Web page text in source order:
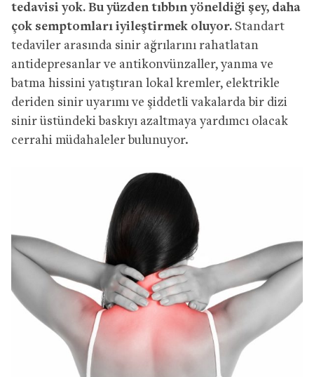
tedavisi yok. Bu yüzden tıbbın yöneldiği şey, daha
çok semptomları iyileştirmek oluyor. Standart
tedaviler arasında sinir ağrılarını rahatlatan
antidepresanlar ve antikonvünzaller, yanma ve
batma hissini yatıştıran lokal kremler, elektrikle
deriden sinir uyarımı ve şiddetli vakalarda bir dizi
sinir üstündeki baskıyı azaltmaya yardımcı olacak
cerrahi müdahaleler bulunuyor.